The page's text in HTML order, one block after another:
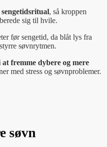
, så kroppen
sig til hvile.
før sengetid, da blåt lys fra
søvnrytmen.
at fremme dybere og mere
med stress og søvnproblemer.
søvn